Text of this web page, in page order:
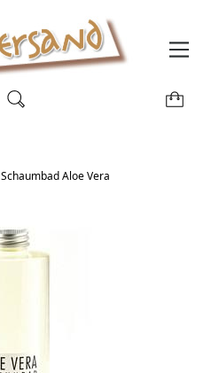
Schaumbad Aloe Vera